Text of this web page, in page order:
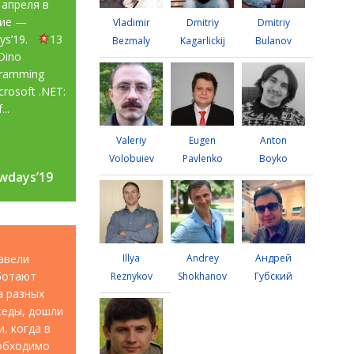
в
—
13
.NET:
разных
дошли
когда в
Vladimir
Bezmaly
Dmitriy
Kagarlickij
Dmitriy
Bulanov
Valeriy
Volobuiev
Eugen
Pavlenko
Anton
Boyko
Illya
Reznykov
Andrey
Shokhanov
Андрей
Губский